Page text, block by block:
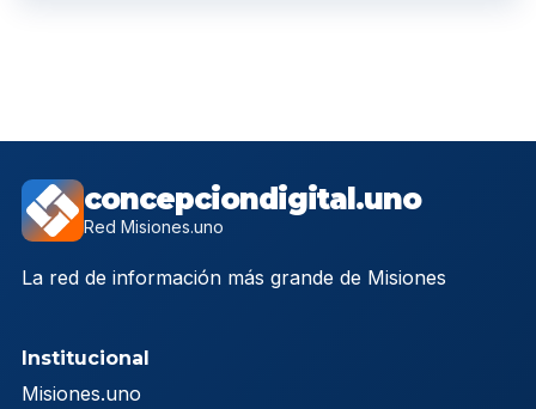
concepciondigital.uno
Red Misiones.uno
La red de información más grande de Misiones
Institucional
Misiones.uno